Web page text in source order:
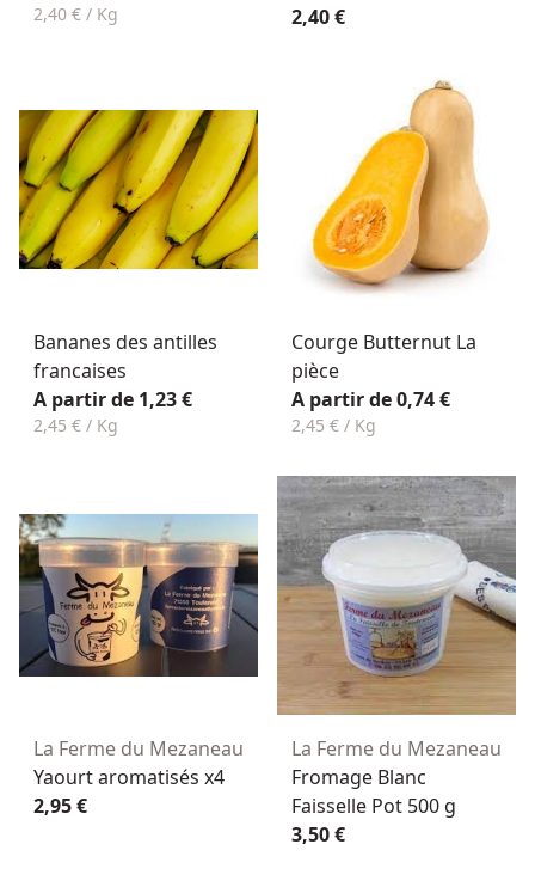
2,40 € / Kg
2,40 €
Bananes des antilles
francaises
A partir de 1,23 €
2,45 € / Kg
Courge Butternut La
pièce
A partir de 0,74 €
2,45 € / Kg
La Ferme du Mezaneau
Yaourt aromatisés x4
2,95 €
La Ferme du Mezaneau
Fromage Blanc
Faisselle Pot 500 g
3,50 €